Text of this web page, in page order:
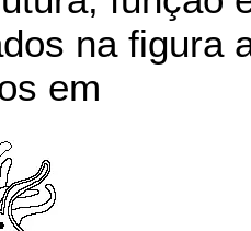
na figura
em